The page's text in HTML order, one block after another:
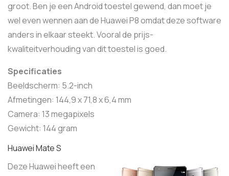
groot. Ben je een Android toestel gewend, dan moet je
wel even wennen aan de Huawei P8 omdat deze software
anders in elkaar steekt. Vooral de prijs-
kwaliteitverhouding van dit toestel is goed.
Specificaties
Beeldscherm: 5.2-inch
Afmetingen: 144,9 x 71,8 x 6,4 mm
Camera: 13 megapixels
Gewicht: 144 gram
Huawei Mate S
Deze Huawei heeft een